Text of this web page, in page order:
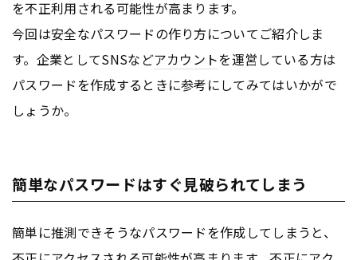
を不正利用される可能性が高まります。
今回は安全なパスワードの作り方についてご紹介しま
す。企業としてSNSなどアカウントを運営している方は
パスワードを作成するときに参考にしてみてはいかがで
しょうか。
簡単なパスワードはすぐ見破られてしまう
簡単に推測できそうなパスワードを作成してしまうと、